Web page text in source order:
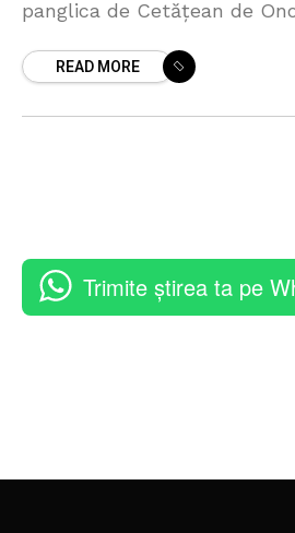
panglica de Cetățean de
Advahov, fondatorii
READ MORE
Trimite știrea ta pe